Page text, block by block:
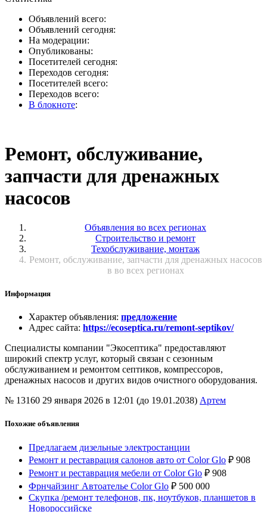
Объявлений всего:
Объявлений сегодня:
На модерации:
Опубликованы:
Посетителей сегодня:
Переходов сегодня:
Посетителей всего:
Переходов всего:
В блокноте:
Ремонт, обслуживание,
запчасти для дренажных
насосов
Объявления во всех регионах
Строительство и ремонт
Техобслуживание, монтаж
Ремонт, обслуживание, запчасти для дренажных насосов
в во всех регионах
Информация
Характер объявления: предложение
Адрес сайта: https://ecoseptica.ru/remont-septikov/
Специалисты компании "Экосептика" предоставляют
широкий спектр услуг, который связан с сезонным
обслуживанием и ремонтом септиков, компрессоров,
дренажных насосов и других видов очистного оборудования.
№ 13160 29 января 2026 в 12:01 (до 19.01.2038) Артем
Похожие объявления
Предлагаем дизельные электростанции
Ремонт и реставрация салонов авто от Color Glo ₽ 908
Ремонт и реставрация мебели от Color Glo ₽ 908
Фрнчайзинг Автоателье Color Glo ₽ 500 000
Скупка /ремонт телефонов, пк, ноутбуков, планшетов в
Новороссийске